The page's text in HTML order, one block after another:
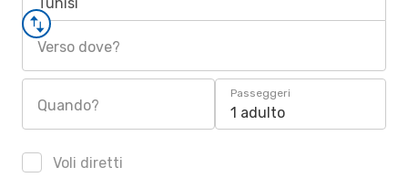
Verso dove?
Quando?
Passeggeri
1 adulto
Voli diretti